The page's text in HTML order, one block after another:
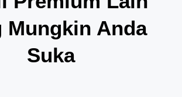
Mungkin Anda
Suka